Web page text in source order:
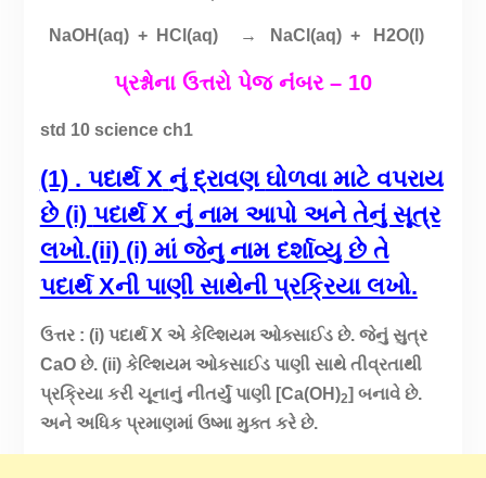
NaOH(aq) + HCl(aq) → NaCl(aq) + H2O(l)
પ્રશ્નોના ઉત્તરો પેજ નંંબર – 10
std 10 science ch1
(1) . પદાર્થ X નું દ્રાવણ ઘોળવા માટે વપરાય
છે (i) પદાર્થ X નું નામ આપો અને તેનું સૂત્ર
લખો.(ii) (i) માં જેનુ નામ દર્શાવ્યુ છે તે
પદાર્થ Xની પાણી સાથેની પ્રક્રિયા લખો.
ઉત્તર : (i) પદાર્થ X એ કેલ્શિયમ ઓક્સાઈડ છે. જેનું સુત્ર
CaO છે. (ii) કેલ્શિયમ ઓકસાઈડ પાણી સાથે તીવ્રતાથી
પ્રક્રિયા કરી ચૂનાનું નીતર્યું પાણી [Ca(OH)2] બનાવે છે.
અને અધિક પ્રમાણમાં ઉષ્મા મુક્ત કરે છે.